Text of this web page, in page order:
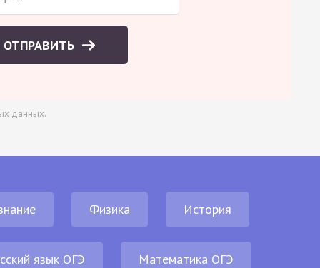
ОТПРАВИТЬ
данных.
Физика История
язык ОГЭ Математика ОГЭ